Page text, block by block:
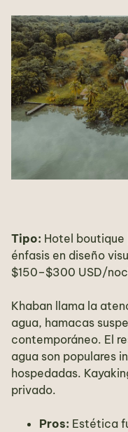
Tipo: Hotel boutique |
énfasis en diseño
$150–$300 USD/
Khaban llama la
agua, hamacas
contemporáneo. El
agua son populares
hospedadas.
privado.
Pros: Estética